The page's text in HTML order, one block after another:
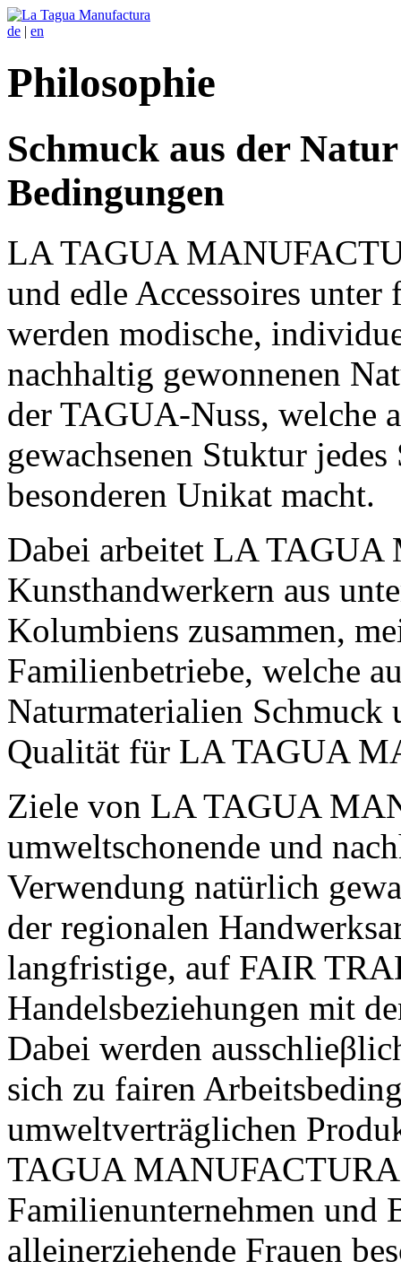
de | en
Philosophie
Schmuck aus der
Bedingungen
LA TAGUA
und edle Accessoires
werden modische,
nachhaltig gewonnenen
der TAGUA-Nuss, welche
gewachsenen Stuktur
besonderen Unikat macht.
Dabei arbeitet LA TAGUA
Kunsthandwerkern aus
Kolumbiens zusammen,
Familienbetriebe, welche
Naturmaterialien Schmuck
Qualität für LA TAGUA
Ziele von LA TAGUA
umweltschonende und
Verwendung natürlich
der regionalen
langfristige, auf FAIR
Handelsbeziehungen mit
Dabei werden
sich zu fairen
umweltverträglichen
TAGUA MANUFACTURA
Familienunternehmen und
alleinerziehende Frauen